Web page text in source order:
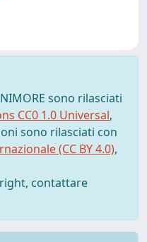
sono rilasciati
CC0 1.0 Universal,
sono rilasciati con
(CC BY 4.0),
contattare